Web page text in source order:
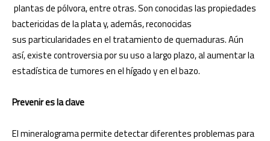
plantas de pólvora, entre otras. Son conocidas las propiedades
bactericidas de la plata y, además, reconocidas
sus particularidades en el tratamiento de quemaduras. Aún
así, existe controversia por su uso a largo plazo, al aumentar la
estadística de tumores en el hígado y en el bazo.
Prevenir es la clave
El mineralograma permite detectar diferentes problemas para